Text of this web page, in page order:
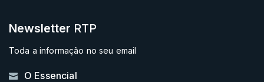
Newsletter RTP
Toda a informação no seu email
O Essencial